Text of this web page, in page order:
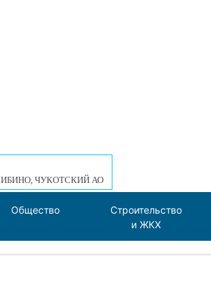
ЧУКОТСКИЙ АО
Общество
Строительство
и ЖКХ